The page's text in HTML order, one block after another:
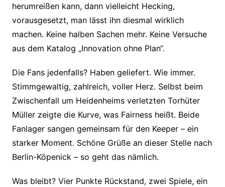
herumreißen kann, dann vielleicht Hecking,
vorausgesetzt, man lässt ihn diesmal wirklich
machen. Keine halben Sachen mehr. Keine Versuche
aus dem Katalog „Innovation ohne Plan“.
Die Fans jedenfalls? Haben geliefert. Wie immer.
Stimmgewaltig, zahlreich, voller Herz. Selbst beim
Zwischenfall um Heidenheims verletzten Torhüter
Müller zeigte die Kurve, was Fairness heißt. Beide
Fanlager sangen gemeinsam für den Keeper – ein
starker Moment. Schöne Grüße an dieser Stelle nach
Berlin-Köpenick – so geht das nämlich.
Was bleibt? Vier Punkte Rückstand, zwei Spiele, ein